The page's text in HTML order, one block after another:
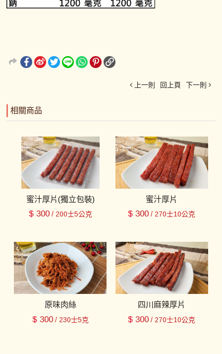
上一則 回上頁 下一則
相關商品
蜜汁厚片(獨立包裝)
$ 300/ 200士5公克
蜜汁厚片
$ 300 / 270士10公克
原味肉絲
$ 300/ 230士5克
四川麻辣厚片
$ 300 / 270士10公克